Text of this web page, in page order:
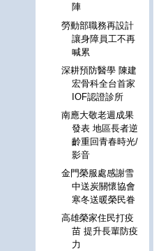
陣
勞動部職務再設計
讓身障員工不再
喊累
深耕預防醫學 陳建
宏骨科全台首家
IOF認證診所
南應大敬老週成果
發表 地區長者逆
齡重回青春時光/
影音
金門榮服處感謝雪
中送炭關懷協會
寒冬送暖榮民眷
高雄榮家住民打疫
苗 提升長輩防疫
力